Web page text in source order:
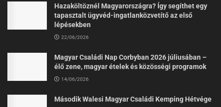
Hazaköltöznél Magyarországra? Így segíthet egy
tapasztalt ügyvéd-ingatlanközvetítő az első
lépésekben
22/06/2026
Magyar Családi Nap Corbyban 2026 júliusában –
élő zene, magyar ételek és közösségi programok
14/06/2026
Második Walesi Magyar Családi Kemping Hétvége